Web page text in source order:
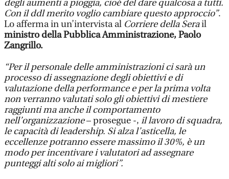
degli aumenti a pioggia, cioè del dare qualcosa a tutti.
Con il ddl merito voglio cambiare questo approccio”.
Lo afferma in un’intervista al Corriere della Serail
ministro della Pubblica Amministrazione, Paolo
Zangrillo.
“Per il personale delle amministrazioni ci sarà un
processo di assegnazione degli obiettivi e di
valutazione della performance e per la prima volta
non verranno valutati solo gli obiettivi di mestiere
raggiunti ma anche il comportamento
nell’organizzazione– prosegue -, il lavoro di squadra,
le capacità di leadership. Si alza l’asticella, le
eccellenze potranno essere massimo il 30%, è un
modo per incentivare i valutatori ad assegnare
punteggi alti solo ai migliori”.